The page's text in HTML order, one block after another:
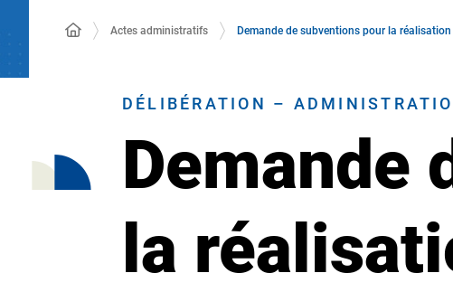
Actes administratifs Demande de subventions pour la
DÉLIBÉRATION –
Demande
la